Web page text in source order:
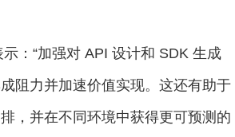
：“加强对 API 设计和 SDK 生成
阻力并加速价值实现。这还有助于
，并在不同环境中获得更可预测的